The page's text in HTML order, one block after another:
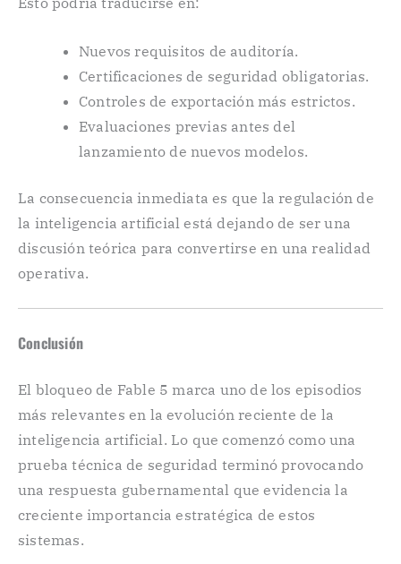
Nuevos requisitos de auditoría.
Certificaciones de seguridad obligatorias.
Controles de exportación más estrictos.
Evaluaciones previas antes del
lanzamiento de nuevos modelos.
La consecuencia inmediata es que la regulación de
la inteligencia artificial está dejando de ser una
discusión teórica para convertirse en una realidad
operativa.
Conclusión
El bloqueo de Fable 5 marca uno de los episodios
más relevantes en la evolución reciente de la
inteligencia artificial. Lo que comenzó como una
prueba técnica de seguridad terminó provocando
una respuesta gubernamental que evidencia la
creciente importancia estratégica de estos
sistemas.